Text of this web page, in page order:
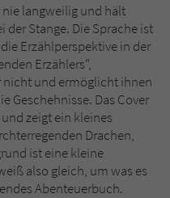
langweilig und hält
der Stange. Die Sprache ist
Erzählperspektive in der
Erzählers",
und ermöglicht ihnen
Geschehnisse. Das Cover
zeigt ein kleines
Drachen,
ist eine kleine
also gleich, um was es
Abenteuerbuch.